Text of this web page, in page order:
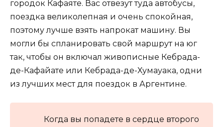
городок Кафаяте. Вас отвезут туда автобусы,
поездка великолепная и очень спокойная,
поэтому лучше взять напрокат машину. Вы
могли бы спланировать свой маршрут на юг
так, чтобы он включал живописные Кебрада-
де-Кафайате или Кебрада-де-Хумауака, одни
из лучших мест для поездок в Аргентине.
Когда вы попадете в сердце второго